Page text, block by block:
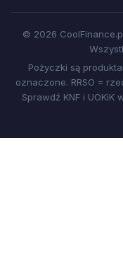
© 2026
Pożyczki są
oznaczone. RRSO =
Sprawdź KNF i